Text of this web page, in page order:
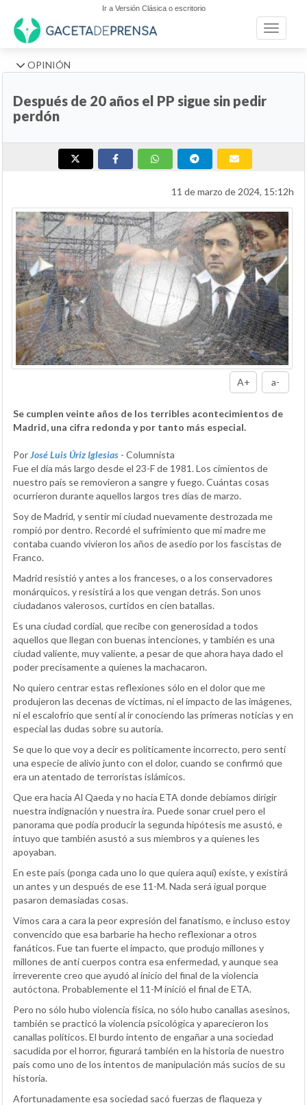
Ir a Versión Clásica o escritorio
Toggle
OPINIÓN
Después de 20 años el PP sigue sin pedir
perdón
11 de marzo de 2024, 15:12h
A+ a-
Se cumplen veinte años de los terribles acontecimientos de
Madrid, una cifra redonda y por tanto más especial.
PorJosé Luis Úriz Iglesias - Columnista
Fue el día más largo desde el 23-F de 1981. Los cimientos de
nuestro país se removieron a sangre y fuego. Cuántas cosas
ocurrieron durante aquellos largos tres días de marzo.
Soy de Madrid, y sentir mí ciudad nuevamente destrozada me
rompió por dentro. Recordé el sufrimiento que mi madre me
contaba cuando vivieron los años de asedio por los fascistas de
Franco.
Madrid resistió y antes a los franceses, o a los conservadores
monárquicos, y resistirá a los que vengan detrás. Son unos
ciudadanos valerosos, curtidos en cien batallas.
Es una ciudad cordial, que recibe con generosidad a todos
aquellos que llegan con buenas intenciones, y también es una
ciudad valiente, muy valiente, a pesar de que ahora haya dado el
poder precisamente a quienes la machacaron.
No quiero centrar estas reflexiones sólo en el dolor que me
produjeron las decenas de víctimas, ni el impacto de las imágenes,
ni el escalofrío que sentí al ir conociendo las primeras noticias y en
especial las dudas sobre su autoría.
Se que lo que voy a decir es políticamente incorrecto, pero sentí
una especie de alivio junto con el dolor, cuando se confirmó que
era un atentado de terroristas islámicos.
Que era hacia Al Qaeda y no hacia ETA donde debíamos dirigir
nuestra indignación y nuestra ira. Puede sonar cruel pero el
panorama que podía producir la segunda hipótesis me asustó, e
intuyo que también asustó a sus miembros y a quienes les
apoyaban.
En este país (ponga cada uno lo que quiera aquí) existe, y existirá
un antes y un después de ese 11-M. Nada será igual porque
pasaron demasiadas cosas.
Vimos cara a cara la peor expresión del fanatismo, e incluso estoy
convencido que esa barbarie ha hecho reflexionar a otros
fanáticos. Fue tan fuerte el impacto, que produjo millones y
millones de anti cuerpos contra esa enfermedad, y aunque sea
irreverente creo que ayudó al inicio del final de la violencia
autóctona. Probablemente el 11-M inició el final de ETA.
Pero no sólo hubo violencia física, no sólo hubo canallas asesinos,
también se practicó la violencia psicológica y aparecieron los
canallas políticos. El burdo intento de engañar a una sociedad
sacudida por el horror, figurará también en la historia de nuestro
país como uno de los intentos de manipulación más sucios de su
historia.
Afortunadamente esa sociedad sacó fuerzas de flaqueza y